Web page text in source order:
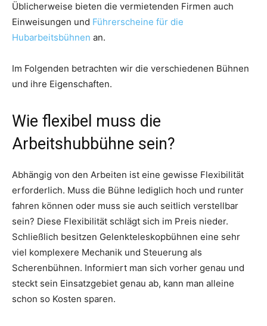
Üblicherweise bieten die vermietenden Firmen auch
Einweisungen und Führerscheine für die
Hubarbeitsbühnen an.
Im Folgenden betrachten wir die verschiedenen Bühnen
und ihre Eigenschaften.
Wie flexibel muss die
Arbeitshubbühne sein?
Abhängig von den Arbeiten ist eine gewisse Flexibilität
erforderlich. Muss die Bühne lediglich hoch und runter
fahren können oder muss sie auch seitlich verstellbar
sein? Diese Flexibilität schlägt sich im Preis nieder.
Schließlich besitzen Gelenkteleskopbühnen eine sehr
viel komplexere Mechanik und Steuerung als
Scherenbühnen. Informiert man sich vorher genau und
steckt sein Einsatzgebiet genau ab, kann man alleine
schon so Kosten sparen.